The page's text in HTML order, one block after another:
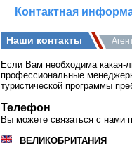
Контактная
Наши контакты
Если Вам необходима какая-
профессиональные
туристической программы
Телефон
Вы можете связаться с нами
ВЕЛИКОБРИТАНИЯ